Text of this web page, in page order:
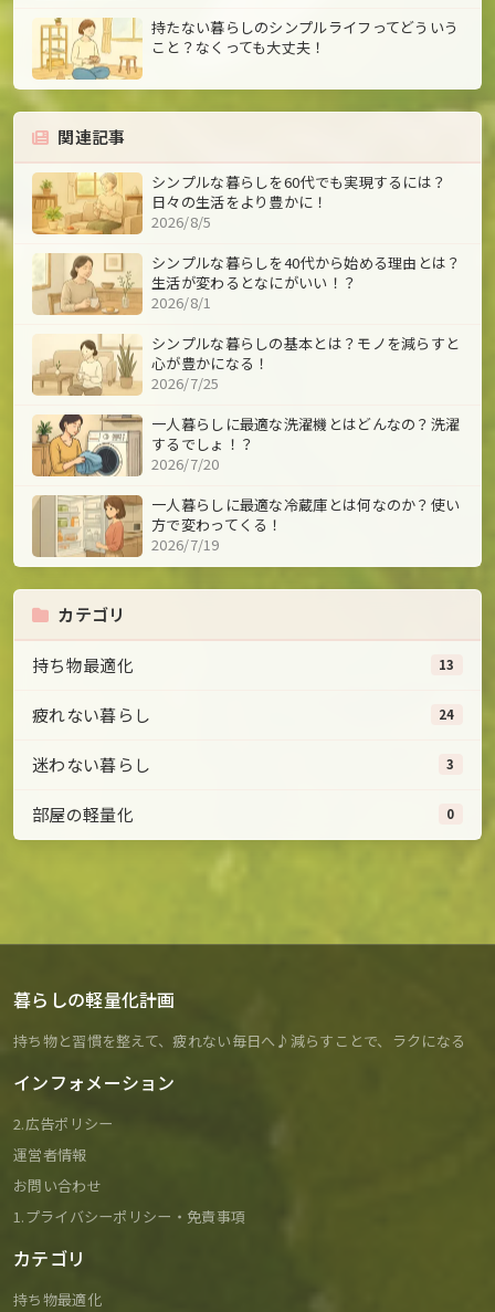
持たない暮らしのシンプルライフってどういう
こと？なくっても大丈夫！
関連記事
シンプルな暮らしを60代でも実現するには？
日々の生活をより豊かに！
2026/8/5
シンプルな暮らしを40代から始める理由とは？
生活が変わるとなにがいい！？
2026/8/1
シンプルな暮らしの基本とは？モノを減らすと
心が豊かになる！
2026/7/25
一人暮らしに最適な洗濯機とはどんなの？洗濯
するでしょ！？
2026/7/20
一人暮らしに最適な冷蔵庫とは何なのか？使い
方で変わってくる！
2026/7/19
カテゴリ
持ち物最適化 13
疲れない暮らし 24
迷わない暮らし 3
部屋の軽量化 0
暮らしの軽量化計画
持ち物と習慣を整えて、疲れない毎日へ♪減らすことで、ラクになる
インフォメーション
2.広告ポリシー
運営者情報
お問い合わせ
1.プライバシーポリシー・免責事項
カテゴリ
持ち物最適化